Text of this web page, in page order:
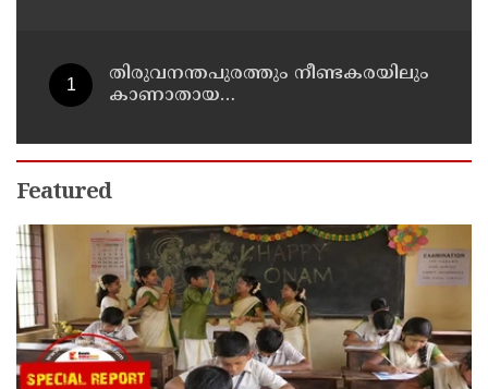
തിരുവനന്തപുരത്തും നീണ്ടകരയിലും
കാണാതായ
തിരച്ചില്‍ പത്താം ദിവസത്തിലേക്ക്
Featured